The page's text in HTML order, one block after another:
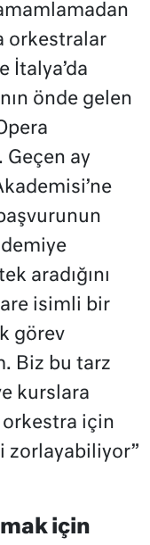
orkestralar
İtalya’da
önde gelen
Geçen ay
aradığını
isimli bir
görev
Biz bu tarz
kurslara
için
zorlayabiliyor”
için